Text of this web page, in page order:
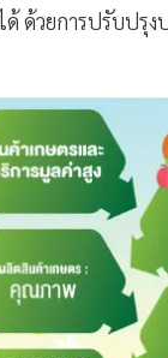
ด้ ด้วยการปรับปรุ